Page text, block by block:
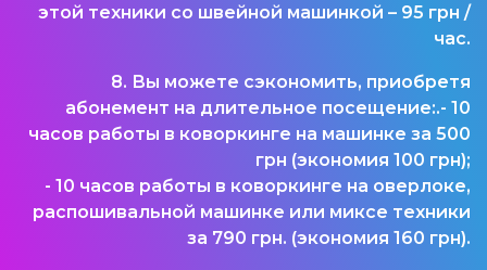
этой техники со швейной машинкой – 95 грн /
час.
8. Вы можете сэкономить, приобретя
абонемент на длительное посещение:.- 10
часов работы в коворкинге на машинке за 500
грн (экономия 100 грн);
- 10 часов работы в коворкинге на оверлоке,
распошивальной машинке или миксе техники
за 790 грн. (экономия 160 грн).